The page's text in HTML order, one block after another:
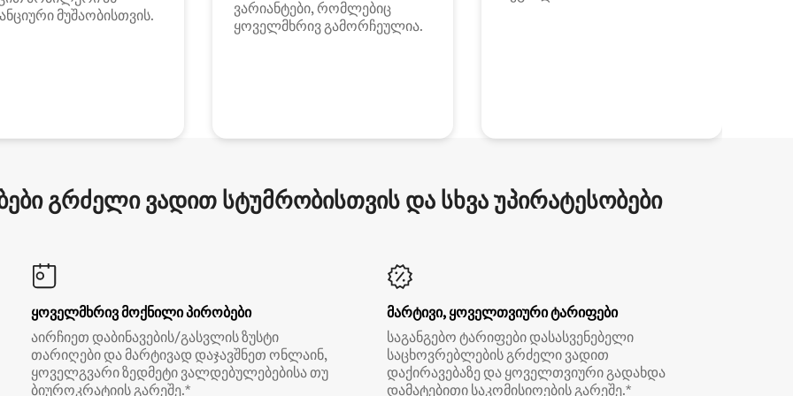
მუშაობისთვის.
ვარიანტები, რომლებიც
ყოველმხრივ გამორჩეულია.
გრძელი ვადით სტუმრობისთვის და სხვა უპირატესობები
ყოველმხრივ მოქნილი პირობები
აირჩიეთ დაბინავების/გასვლის ზუსტი
თარიღები და მარტივად დაჯავშნეთ ონლაინ,
ყოველგვარი ზედმეტი ვალდებულებებისა თუ
ბიუროკრატიის გარეშე.*
მარტივი, ყოველთვიური ტარიფები
საგანგებო ტარიფები დასასვენებელი
საცხოვრებლების გრძელი ვადით
დაქირავებაზე და ყოველთვიური გადახდა
დამატებითი საკომისიოების გარეშე.*